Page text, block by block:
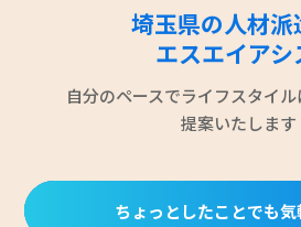
埼玉県の人材派
エスエイアシ
自分のペースでライフスタイ
提案いたします
ちょっとしたことでも気